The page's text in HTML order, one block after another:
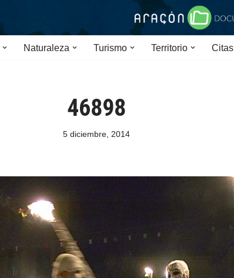
Naturaleza Turismo Territorio Citas
46898
5 diciembre, 2014